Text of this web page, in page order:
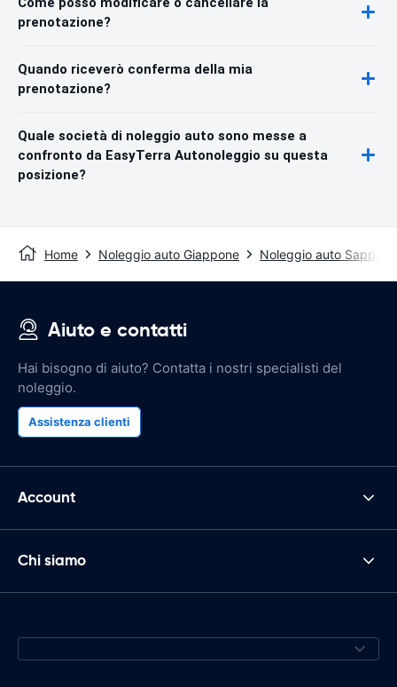
prenotazione?
Quando riceverò conferma della mia
prenotazione?
Quale società di noleggio auto sono messe a
confronto da EasyTerra Autonoleggio su questa
posizione?
Home Noleggio auto Giappone Noleggio auto Sapporo
Aiuto e contatti
Hai bisogno di aiuto? Contatta i nostri specialisti del
noleggio.
Assistenza clienti
Account
Chi siamo